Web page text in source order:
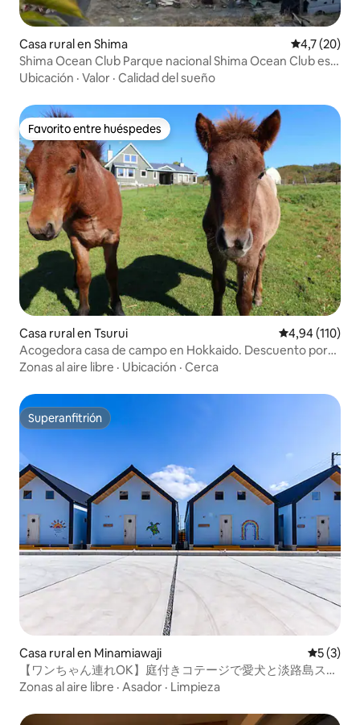
Casa rural en Shima Calificación
4,7 (20)
Shima Ocean Club Parque nacional Shima Ocean Club es
una villa de alquiler donde se pueden alojar mascotas
Ubicación · Valor · Calidad del sueño
Favorito entre huéspedes
Favorito entre huéspedes
Casa rural en Tsurui Calificación
4,94 (110)
Acogedora casa de campo en Hokkaido. Descuento por
estancia larga disponible.
Zonas al aire libre · Ubicación · Cerca
Superanfitrión
Superanfitrión
Casa rural en Minamiawaji
5 (3)
【ワンちゃん連れOK】庭付きコテージで愛犬と淡路島ステ
イ｜BBQテラス付・最大6名
Zonas al aire libre · Asador · Limpieza